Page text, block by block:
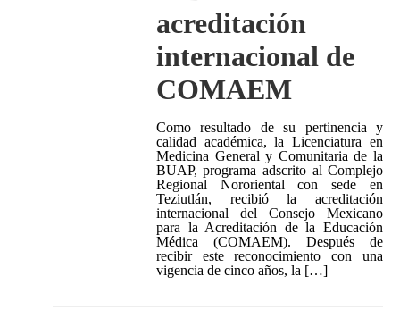
acreditación
internacional de
COMAEM
Como resultado de su pertinencia y
calidad académica, la Licenciatura en
Medicina General y Comunitaria de la
BUAP, programa adscrito al Complejo
Regional Nororiental con sede en
Teziutlán, recibió la acreditación
internacional del Consejo Mexicano
para la Acreditación de la Educación
Médica (COMAEM). Después de
recibir este reconocimiento con una
vigencia de cinco años, la […]